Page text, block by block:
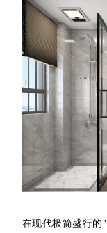
在现代极简盛行的